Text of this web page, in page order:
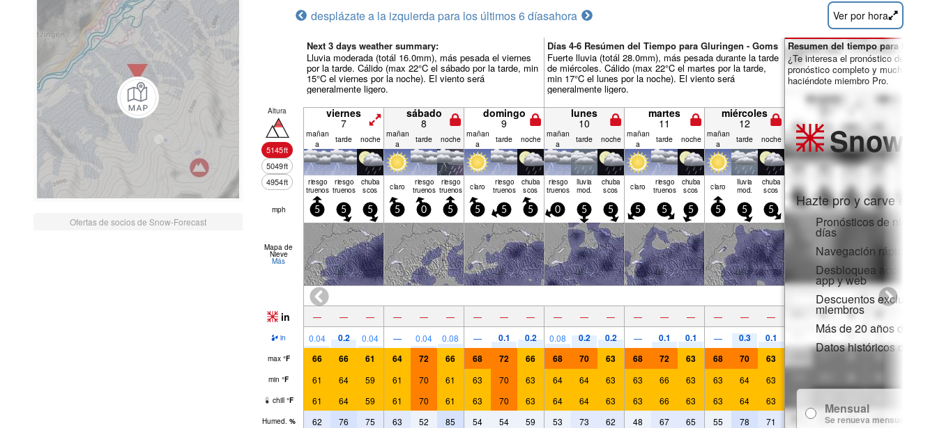
Ofertas de socios de Snow-Forecast
desplázate a la izquierda para los últimos 6 díasahora Ver por hora
Next 3 days weather summary:
Lluvia moderada (totál 16.0mm), más pesada el viernes
por la tarde. Cálido (max 22°C el sábado por la tarde, min
15°C el viernes por la noche). El viento será
generalmente ligero.
Días 4-6 Resúmen del Tiempo para Gluringen - Goms
Fuerte lluvia (totál 28.0mm), más pesada durante la tarde
de miércoles. Cálido (max 22°C el martes por la tarde,
min 17°C el lunes por la noche). El viento será
generalmente ligero.
Altura
5145ft
5049ft
4954ft
viernes
7
sábado
8
domingo
9
lunes
10
martes
11
miércoles
12
mañan
a
tarde noche mañan
a
tarde noche mañan
a
tarde noche mañan
a
tarde noche mañan
a
tarde noche mañan
a
tarde noche
riesgo
truenos
riesgo
truenos
chuba
scos claro riesgo
truenos
riesgo
truenos claro riesgo
truenos
chuba
scos
riesgo
truenos
lluvia
mod.
chuba
scos claro riesgo
truenos
chuba
scos claro lluvia
mod.
chuba
scos
mph 5 5 5 5 0 5 5 5 5 0 5 5 5 5 5 5 5 5
Mapa de
Nieve
Más
in — — — — — — — — — — — — — — — — — —
in 0.04 0.2 0.04 — 0.04 0.08 — 0.1 0.2 0.08 0.2 0.2 — 0.1 0.1 — 0.3 0.1
max °F 66 66 61 64 72 66 68 72 66 68 70 63 68 72 63 68 70 63
min °F 61 64 59 61 70 61 63 70 63 64 64 63 63 66 63 63 64 63
chill °F 61 64 59 61 70 61 63 70 63 64 64 63 63 66 63 63 64 63
Humed. % 62 76 75 63 52 85 54 54 59 53 73 62 48 67 65 55 78 71
Resumen del tiempo para los días
¿Te interesa el pronóstico de 16
pronóstico completo y muchas más
haciéndote miembro Pro.
Snow
Hazte pro y carve en:
Pronósticos de nieve
días
Navegación rápida sin
Desbloquea acceso
app y web
Descuentos exclusivos
miembros
Más de 20 años de
Datos históricos de
Mensual
Se renueva mensualmente